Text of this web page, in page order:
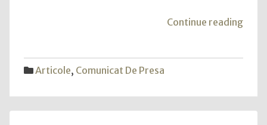
digitale
în
Continue reading
Articole, Comunicat De Presa